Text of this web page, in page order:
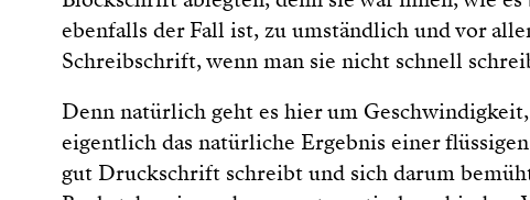
ebenfalls der Fall ist, zu umständlich und vor
Schreibschrift, wenn man sie nicht schnell
Denn natürlich geht es hier um
eigentlich das natürliche Ergebnis einer
gut Druckschrift schreibt und sich darum